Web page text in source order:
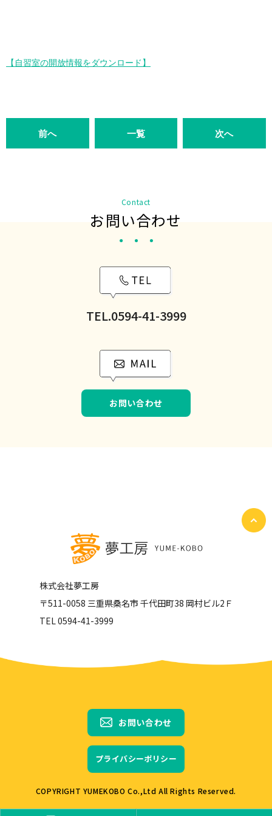
【自習室の開放情報をダウンロード】
前へ 一覧 次へ
Contact
お問い合わせ
TEL.0594-41-3999
お問い合わせ
株式会社夢工房
〒511-0058 三重県桑名市 千代田町38 岡村ビル2Ｆ
TEL 0594-41-3999
COPYRIGHT YUMEKOBO Co.,Ltd All Rights Reserved.
お問い合わせ
プライバシーポリシー